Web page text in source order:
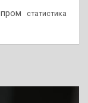
статистика